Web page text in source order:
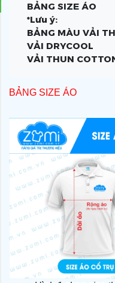
BẢNG SIZE ÁO
*Lưu ý:
BẢNG MÀU VẢI
VẢI DRYCOOL
VẢI THUN
BẢNG SIZE ÁO